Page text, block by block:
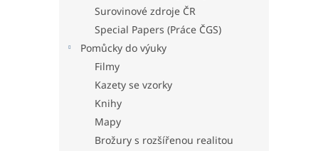
Surovinové zdroje ČR
Special Papers (Práce ČGS)
Pomůcky do výuky
Filmy
Kazety se vzorky
Knihy
Mapy
Brožury s rozšířenou realitou